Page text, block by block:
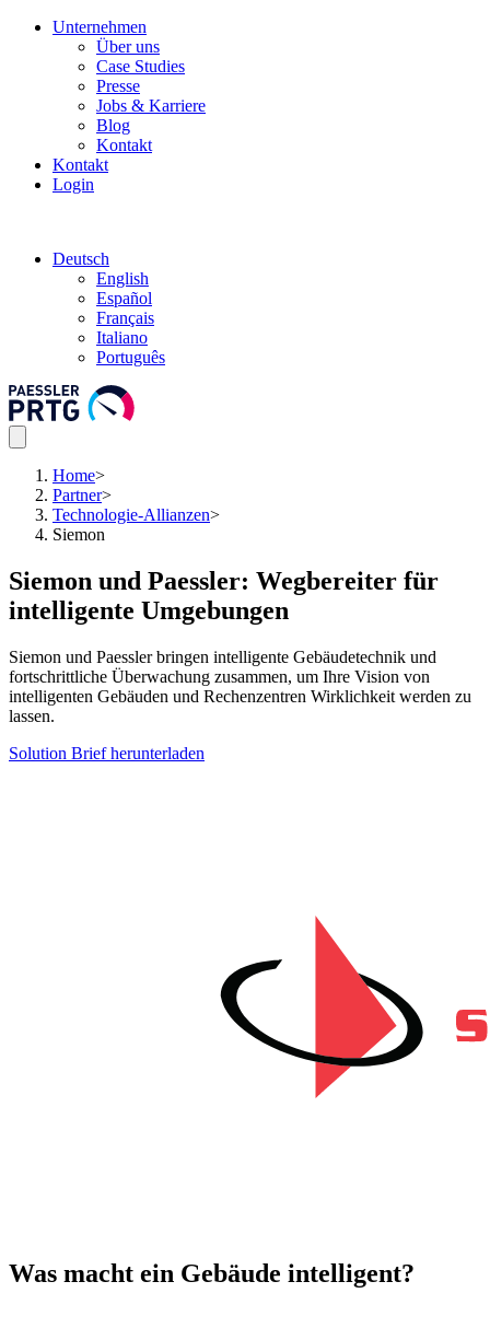
Unternehmen
Über uns
Case Studies
Presse
Jobs & Karriere
Blog
Kontakt
Kontakt
Login
Deutsch
English
Español
Français
Italiano
Português
Home>
Partner>
Technologie-Allianzen>
Siemon
Siemon und Paessler: Wegbereiter für
intelligente Umgebungen
Siemon und Paessler bringen intelligente Gebäudetechnik und
fortschrittliche Überwachung zusammen, um Ihre Vision von
intelligenten Gebäuden und Rechenzentren Wirklichkeit werden zu
lassen.
Solution Brief herunterladen
Was macht ein Gebäude intelligent?